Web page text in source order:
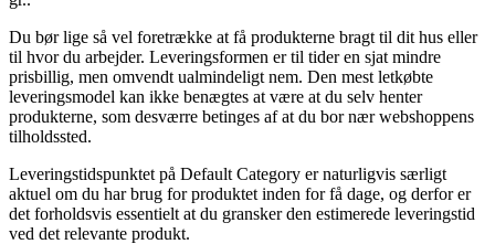
Du bør lige så vel foretrække at få produkterne bragt til dit hus eller
til hvor du arbejder. Leveringsformen er til tider en sjat mindre
prisbillig, men omvendt ualmindeligt nem. Den mest letkøbte
leveringsmodel kan ikke benægtes at være at du selv henter
produkterne, som desværre betinges af at du bor nær webshoppens
tilholdssted.
Leveringstidspunktet på Default Category er naturligvis særligt
aktuel om du har brug for produktet inden for få dage, og derfor er
det forholdsvis essentielt at du gransker den estimerede leveringstid
ved det relevante produkt.